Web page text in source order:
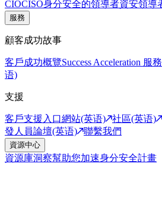
CIOCISO身分安全的領導者資安領導
服務
顧客成功故事
客戶成功概覽Success Acceleration 服務
语)
支援
客戶支援入口網站(英语) 社區(英语)
發人員論壇(英语)
聯繫我們
資源中心
資源庫洞察幫助您加速身分安全計畫